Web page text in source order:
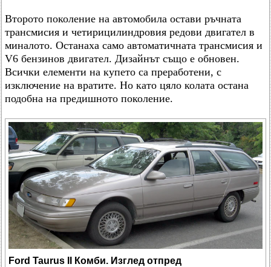
Второто поколение на автомобила остави ръчната
трансмисия и четирицилиндровия редови двигател в
миналото. Останаха само автоматичната трансмисия и
V6 бензинов двигател. Дизайнът също е обновен.
Всички елементи на купето са преработени, с
изключение на вратите. Но като цяло колата остана
подобна на предишното поколение.
Ford Taurus II Комби. Изглед отпред